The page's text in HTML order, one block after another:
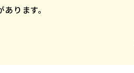
ります。